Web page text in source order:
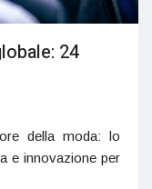
24
della moda: lo
e innovazione per